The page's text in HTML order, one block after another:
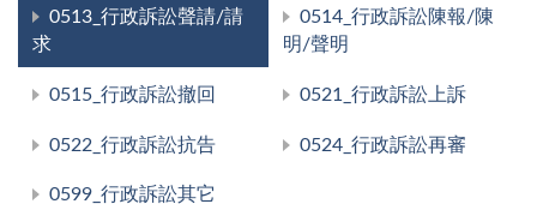
0513_行政訴訟聲請/請
求
0514_行政訴訟陳報/陳
明/聲明
0515_行政訴訟撤回 0521_行政訴訟上訴
0522_行政訴訟抗告 0524_行政訴訟再審
0599_行政訴訟其它